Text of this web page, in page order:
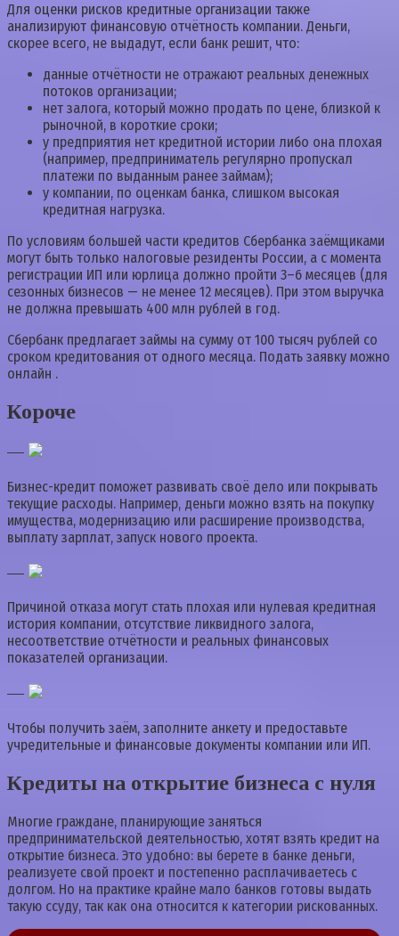
Для оценки рисков кредитные организации также
анализируют финансовую отчётность компании. Деньги,
скорее всего, не выдадут, если банк решит, что:
данные отчётности не отражают реальных денежных
потоков организации;
нет залога, который можно продать по цене, близкой к
рыночной, в короткие сроки;
у предприятия нет кредитной истории либо она плохая
(например, предприниматель регулярно пропускал
платежи по выданным ранее займам);
у компании, по оценкам банка, слишком высокая
кредитная нагрузка.
По условиям большей части кредитов Сбербанка заёмщиками
могут быть только налоговые резиденты России, а с момента
регистрации ИП или юрлица должно пройти 3–6 месяцев (для
сезонных бизнесов — не менее 12 месяцев). При этом выручка
не должна превышать 400 млн рублей в год.
Сбербанк предлагает займы на сумму от 100 тысяч рублей со
сроком кредитования от одного месяца. Подать заявку можно
онлайн .
Короче
—
Бизнес-кредит поможет развивать своё дело или покрывать
текущие расходы. Например, деньги можно взять на покупку
имущества, модернизацию или расширение производства,
выплату зарплат, запуск нового проекта.
—
Причиной отказа могут стать плохая или нулевая кредитная
история компании, отсутствие ликвидного залога,
несоответствие отчётности и реальных финансовых
показателей организации.
—
Чтобы получить заём, заполните анкету и предоставьте
учредительные и финансовые документы компании или ИП.
Кредиты на открытие бизнеса с нуля
Многие граждане, планирующие заняться
предпринимательской деятельностью, хотят взять кредит на
открытие бизнеса. Это удобно: вы берете в банке деньги,
реализуете свой проект и постепенно расплачиваетесь с
долгом. Но на практике крайне мало банков готовы выдать
такую ссуду, так как она относится к категории рискованных.